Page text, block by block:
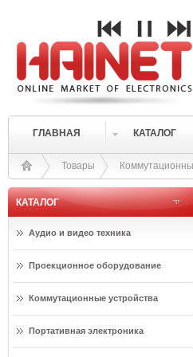
ГЛАВНАЯ КАТАЛОГ
Товары
КАТАЛОГ
Аудио и видео техника
Проекционное оборудование
Коммутационные устройства
Портативная электроника